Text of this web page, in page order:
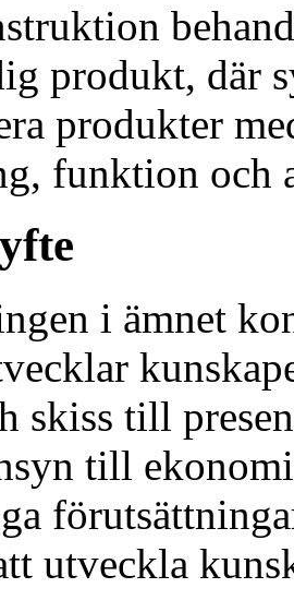
produkt, där
produkter
funktion och
i ämnet
skiss till
till
utveckla